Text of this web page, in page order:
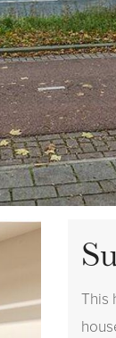
This